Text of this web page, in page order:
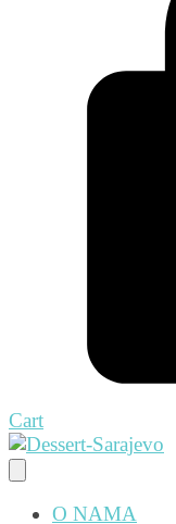
Cart
O NAMA